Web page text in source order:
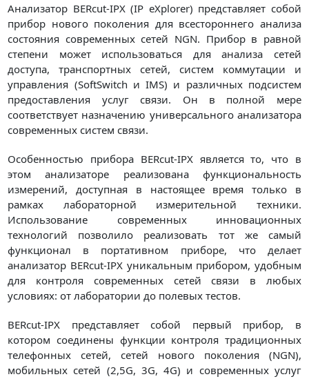
Анализатор BERcut-IPX (IP eXplorer) представляет собой
прибор нового поколения для всестороннего анализа
состояния современных сетей NGN. Прибор в равной
степени может использоваться для анализа сетей
доступа, транспортных сетей, систем коммутации и
управления (SoftSwitch и IMS) и различных подсистем
предоставления услуг связи. Он в полной мере
соответствует назначению универсального анализатора
современных систем связи.
Особенностью прибора BERcut-IPX является то, что в
этом анализаторе реализована функциональность
измерений, доступная в настоящее время только в
рамках лабораторной измерительной техники.
Использование современных инновационных
технологий позволило реализовать тот же самый
функционал в портативном приборе, что делает
анализатор BERcut-IPX уникальным прибором, удобным
для контроля современных сетей связи в любых
условиях: от лаборатории до полевых тестов.
BERcut-IPX представляет собой первый прибор, в
котором соединены функции контроля традиционных
телефонных сетей, сетей нового поколения (NGN),
мобильных сетей (2,5G, 3G, 4G) и современных услуг